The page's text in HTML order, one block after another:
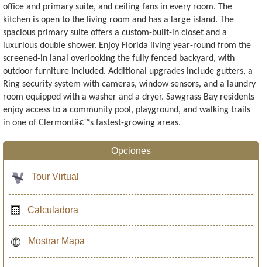
office and primary suite, and ceiling fans in every room. The
kitchen is open to the living room and has a large island. The
spacious primary suite offers a custom-built-in closet and a
luxurious double shower. Enjoy Florida living year-round from the
screened-in lanai overlooking the fully fenced backyard, with
outdoor furniture included. Additional upgrades include gutters, a
Ring security system with cameras, window sensors, and a laundry
room equipped with a washer and a dryer. Sawgrass Bay residents
enjoy access to a community pool, playground, and walking trails
in one of Clermontâ€™s fastest-growing areas.
Opciones
Tour Virtual
Calculadora
Mostrar Mapa